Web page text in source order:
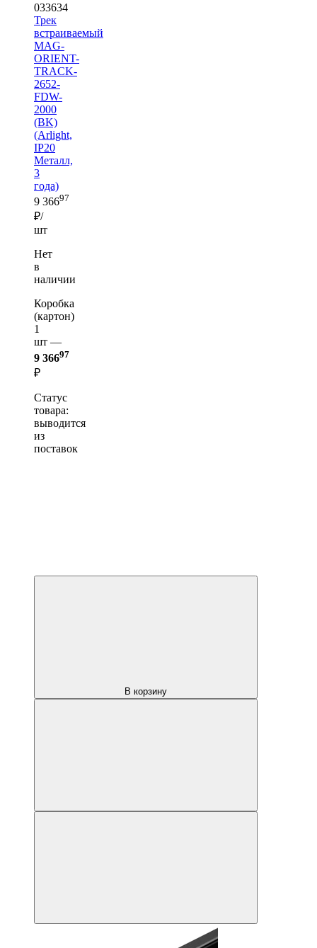
033634
Трек
встраиваемый
MAG-
ORIENT-
TRACK-
2652-
FDW-
2000
(BK)
(Arlight,
IP20
Металл,
3
года)
9 36697
₽/
шт
Нет
в
наличии
Коробка
(картон)
1
шт —
9 36697
₽
Статус
товара:
выводится
из
поставок
В корзину